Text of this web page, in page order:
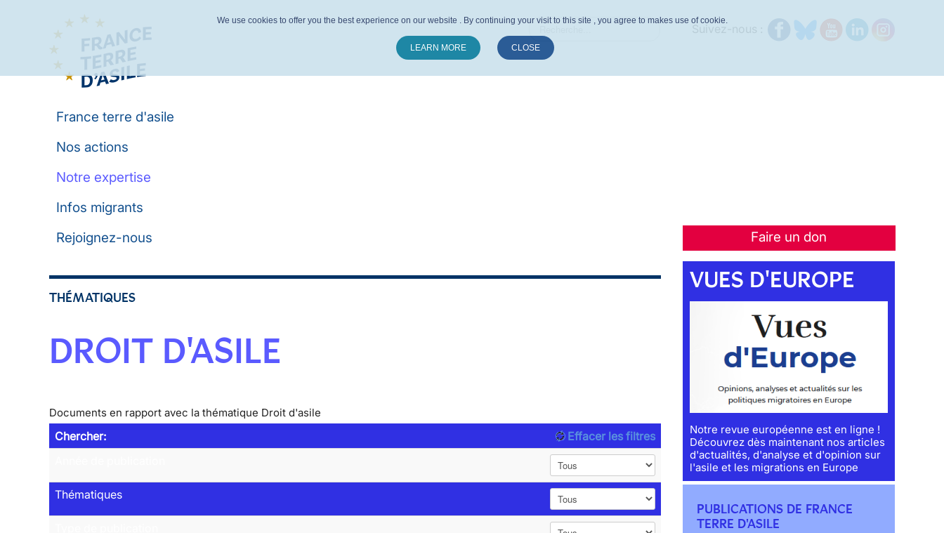
France terre d'asile
Nos actions
Notre expertise
Infos migrants
Faire un don
Rejoignez-nous
THÉMATIQUES
DROIT D'ASILE
Documents en rapport avec la thématique Droit d'asile
Chercher:
Effacer les filtres
Thématiques
VUES D'EUROPE
Notre revue européenne est en ligne !
Découvrez dès maintenant nos articles
d'actualités, d'analyse et d'opinion sur
l'asile et les migrations en Europe
PUBLICATIONS DE FRANCE
TERRE D'ASILE
We use cookies to offer you the best experience on our website . By continuing your visit to this site , you agree to makes use of cookie.
LEARN MORE CLOSE